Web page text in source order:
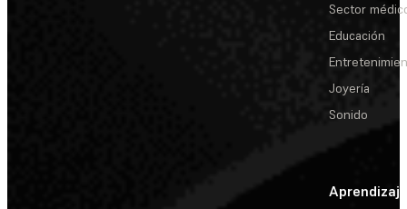
Sector
Educación
Joyería
Sonido
Aprendizaje